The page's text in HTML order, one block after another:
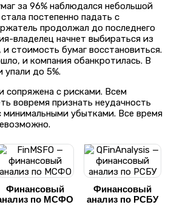
за 96% наблюдался небольшой
постепенно падать с
продолжал до последнего
владелец начнет выбираться из
стоимость бумаг восстановиться.
и компания обанкротилась. В
упали до 5%.
сопряжена с рисками. Всем
вовремя признать неудачность
минимальными убытками. Все время
Финансовый
по МСФО
Финансовый
анализ по РСБУ